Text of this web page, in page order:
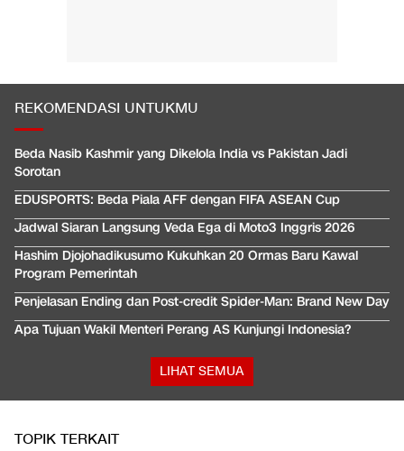
REKOMENDASI UNTUKMU
Beda Nasib Kashmir yang Dikelola India vs Pakistan Jadi
Sorotan
EDUSPORTS: Beda Piala AFF dengan FIFA ASEAN Cup
Jadwal Siaran Langsung Veda Ega di Moto3 Inggris 2026
Hashim Djojohadikusumo Kukuhkan 20 Ormas Baru Kawal
Program Pemerintah
Penjelasan Ending dan Post-credit Spider-Man: Brand New Day
Apa Tujuan Wakil Menteri Perang AS Kunjungi Indonesia?
LIHAT SEMUA
TOPIK TERKAIT